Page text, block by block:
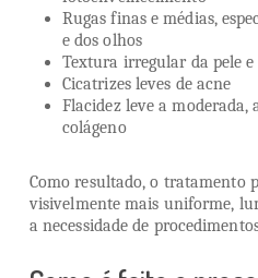
Rugas finas e médias,
e dos olhos
Textura irregular da pele
Cicatrizes leves de acne
Flacidez leve a moderada,
colágeno
Como resultado, o tratamento
visivelmente mais uniforme,
a necessidade de